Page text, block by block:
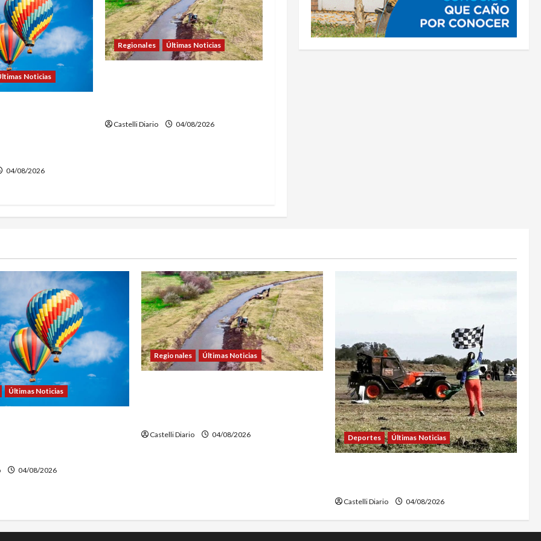
Noticias
04/08/2026
Regionales Últimas Noticias
Castelli Diario 04/08/2026
Últimas Noticias
04/08/2026
Regionales Últimas Noticias
Castelli Diario 04/08/2026 Deportes Últimas Noticias
Castelli Diario 04/08/2026